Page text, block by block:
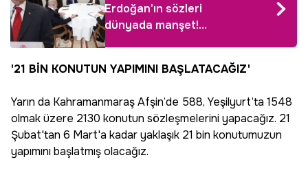
Erdoğan'ın sözleri
dünyada manşet!
Dikkat çeken
Çöküşün eşiğinde
'21 BİN KONUTUN YAPIMINI BAŞLATACAĞIZ'
Yarın da Kahramanmaraş Afşin’de 588, Yeşilyurt’ta 1548
olmak üzere 2130 konutun sözleşmelerini yapacağız. 21
Şubat'tan 6 Mart'a kadar yaklaşık 21 bin konutumuzun
yapımını başlatmış olacağız.